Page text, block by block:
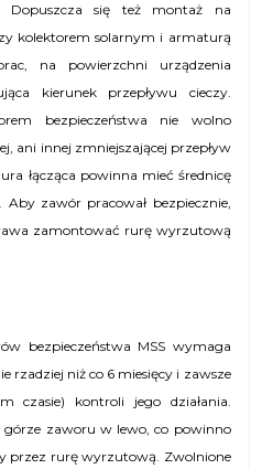
Dopuszcza się też montaż na
kolektorem solarnym i armaturą
na powierzchni urządzenia
kierunek przepływu cieczy.
bezpieczeństwa nie wolno
ani innej zmniejszającej przepływ
łącząca powinna mieć średnicę
zawór pracował bezpiecznie,
zamontować rurę wyrzutową
bezpieczeństwa MSS wymaga
rzadziej niż co 6 miesięcy i zawsze
czasie) kontroli jego działania.
górze zaworu w lewo, co powinno
przez rurę wyrzutową. Zwolnione